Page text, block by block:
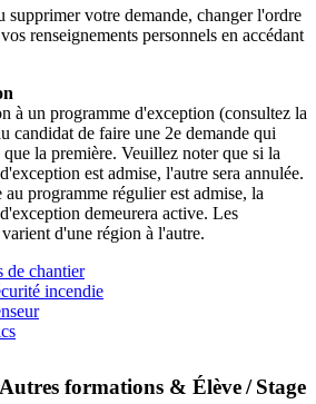
supprimer votre demande, changer l'ordre
renseignements personnels en accédant
à un programme d'exception (consultez la
candidat de faire une 2e demande qui
que la première. Veuillez noter que si la
est admise, l'autre sera annulée.
au programme régulier est admise, la
demeurera active. Les
d'une région à l'autre.
de chantier
incendie
formations & Élève / Stage